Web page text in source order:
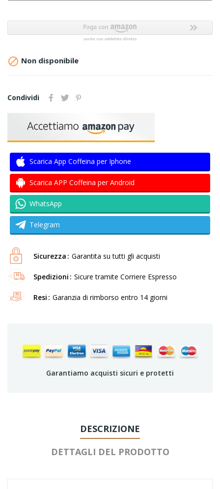
 Non disponibile
Condividi
Scarica App Coffeina per Iphone
Scarica APP Coffeina per Android
WhatsApp
Telegram
Sicurezza Garantita su tutti gli acquisti
Spedizioni Sicure tramite Corriere Espresso
Resi Garanzia di rimborso entro 14 giorni
Garantiamo acquisti sicuri e protetti
DESCRIZIONE
DETTAGLI DEL PRODOTTO